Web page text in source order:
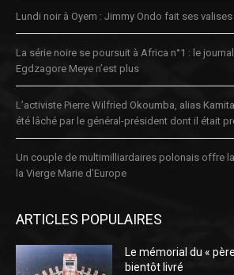
Lundi noir à Oyem : Jimmy Ondo fait ses valises
La série noire se poursuit à Africa n°1 : le
Egdzagore Meye n’est plus
L’activiste Pierre Wilfried Okoumba, alias
été lâché par le général-président dont il était
Un couple de multimilliardaires polonais offre
la Vierge Marie d’Europe
ARTICLES POPULAIRES
Le mémorial du «
bientôt livré